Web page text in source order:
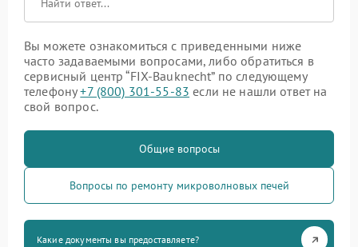
Вы можете ознакомиться с приведенными ниже
часто задаваемыми вопросами, либо обратиться в
сервисный центр “FIX-Bauknecht” по следующему
телефону+7 (800) 301-55-83 если не нашли ответ на
свой вопрос.
Общие вопросы
Вопросы по ремонту микроволновых печей
Какие документы вы предоставляете?